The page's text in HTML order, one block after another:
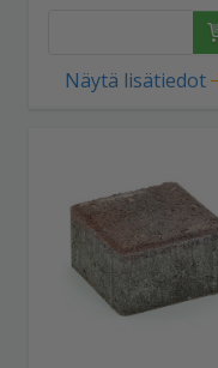
Näytä lisätiedot